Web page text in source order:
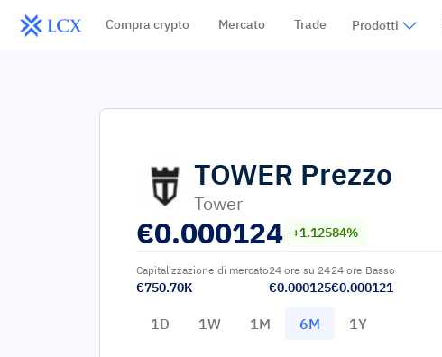
Compra crypto Mercato Trade Prodotti
TOWER Prezzo
Tower
€0.000124 +1.12584%
Capitalizzazione di mercato
€750.70K
24 ore su 24
€0.000125
24 ore Basso
€0.000121
1D 1W 1M 6M 1Y